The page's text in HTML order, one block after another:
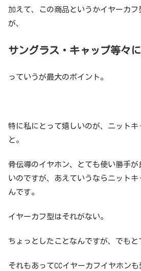
加えて、この商品というかイヤーカ
が、
サングラス・キャップ等々
っていうが最大のポイント。
特に私にとって嬉しいのが、ニットキ
と。
骨伝導のイヤホン、とても使い勝手
いのですが、あえていうならニットキ
んです。
イヤーカフ型はそれがない。
ちょっとしたことなんですが、でもと
それもあってCCイヤーカフイヤホン